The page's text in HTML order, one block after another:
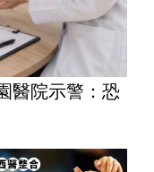
醫院示警：恐